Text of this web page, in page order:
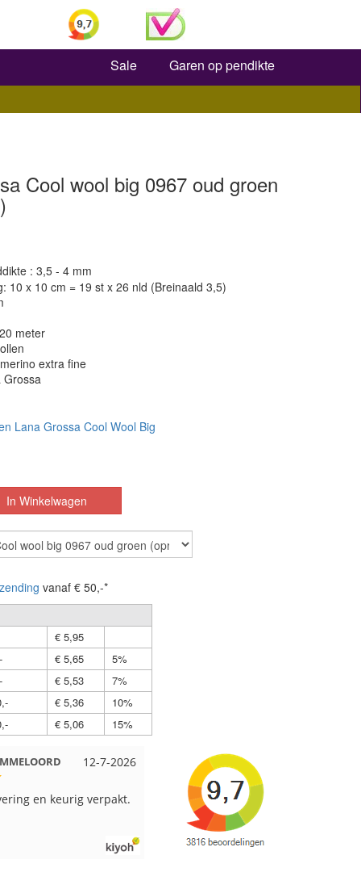
Zoeken
Sale Garen op pendikte
Cool wool big 0967 oud groen
: 3,5 - 4 mm
10 x 10 cm = 19 st x 26 nld (Breinaald 3,5)
meter
extra fine
Grossa
Lana Grossa Cool Wool Big
vanaf € 50,-*
€ 5,95
€ 5,65
5%
€ 5,53
7%
€ 5,36
10%
€ 5,06 15%
12-7-2026
en keurig verpakt.
Nell uit Beuningen
Goed verpakt en snelgeleverd